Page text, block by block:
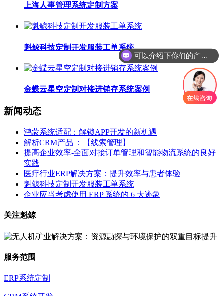
上海人事管理系统定制方案
魁鲸科技定制开发服装工单系统
金蝶云星空定制对接进销存系统案例
新闻动态
鸿蒙系统适配：解锁APP开发的新机遇
解析CRM产品 ：【线索管理】
提高企业效率-全面对接订单管理和智能物流系统的良好
实践
医疗行业ERP解决方案：提升效率与患者体验
魁鲸科技定制开发服装工单系统
企业应当考虑使用 ERP 系统的 6 大迹象
关注魁鲸
服务范围
ERP系统定制
可以介绍下你们的产品么